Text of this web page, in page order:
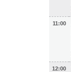
11:00
12:00